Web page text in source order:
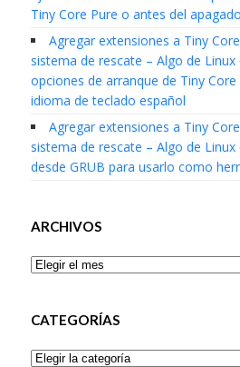
Tiny Core Pure o antes del apagado
Agregar extensiones a Tiny
sistema de rescate – Algo de Linux
opciones de arranque de Tiny
idioma de teclado español
Agregar extensiones a Tiny
sistema de rescate – Algo de Linux
desde GRUB para usarlo como
ARCHIVOS
Archivos
CATEGORÍAS
Categorías